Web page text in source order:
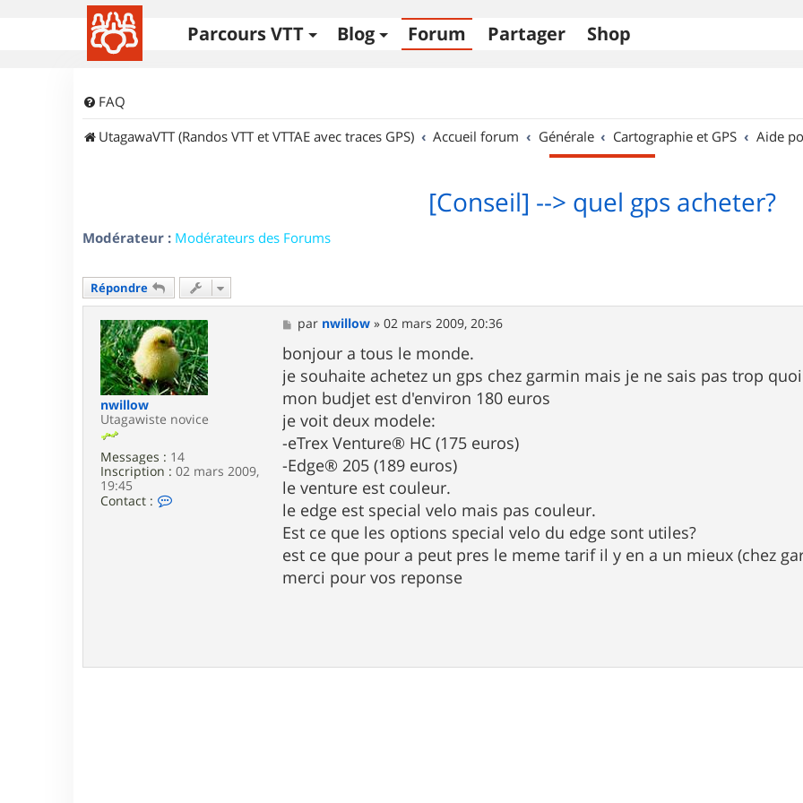
Parcours VTT Blog Forum Partager Shop
FAQ
UtagawaVTT (Randos VTT et VTTAE avec traces GPS)
Accueil forum Générale Cartographie et GPS Aide
[Conseil] --> quel gps acheter?
Modérateur : Modérateurs des Forums
Répondre
nwillow
Utagawiste novice
Messages : 14
Inscription : 02 mars 2009,
19:45
Contact :
l
M
e
s
s
a
g
e
par nwillow »02 mars 2009, 20:36
bonjour a tous le monde.
je souhaite achetez un gps chez garmin mais je ne sais pas trop
mon budjet est d'environ 180 euros
je voit deux modele:
-eTrex Venture® HC (175 euros)
-Edge® 205 (189 euros)
le venture est couleur.
le edge est special velo mais pas couleur.
Est ce que les options special velo du edge sont utiles?
est ce que pour a peut pres le meme tarif il y en a un mieux (chez
merci pour vos reponse